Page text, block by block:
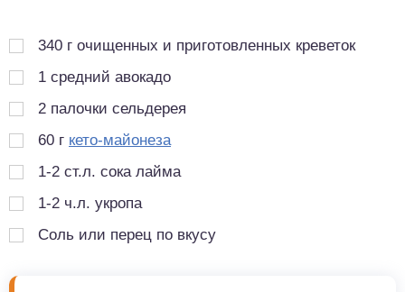
340 г очищенных и приготовленных креветок
1 средний авокадо
2 палочки сельдерея
60 г кето-майонеза
1-2 ст.л. сока лайма
1-2 ч.л. укропа
Соль или перец по вкусу